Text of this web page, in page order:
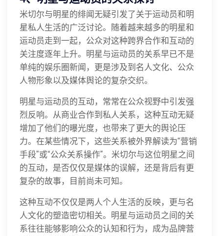
米切尔与明星的绯闻无疑引发了关于运动员和明
星私人生活的广泛讨论。随着越来越多的明星和
运动员走到一起，公众对这种跨界合作和互动的
关注度逐年上升。明星与运动员的关系早已不是
单纯的娱乐圈新闻，更是涉及到名人文化、公众
人物形象以及媒体舆论的复杂交织。
明星与运动员的互动，常常在公众视野中引发强
烈反响。从商业合作到私人关系，这种互动无疑
增加了他们的曝光度，也带来了更大的舆论压
力。在某些情况下，这些关系被外界解读为“营销
手段”或“公众关系操作”。米切尔与这位明星之间
的互动，是否仅仅是媒体的误解，还是背后有更
复杂的故事，目前尚未可知。
这种互动不仅仅是两人个人生活的反映，更与名
人文化的塑造密切相关。明星与运动员之间的关
系往往能够影响公众的认知和行为，成为品牌营